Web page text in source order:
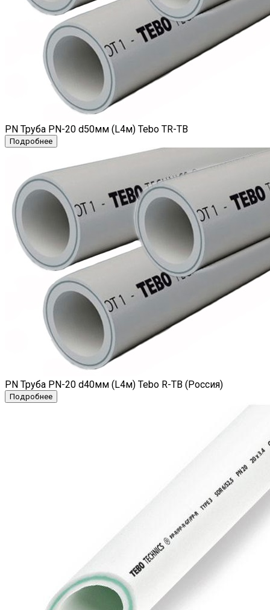
PN Труба PN-20 d50мм (L4м) Tebo TR-TB
PN Труба PN-20 d40мм (L4м) Tebo R-TB (Россия)